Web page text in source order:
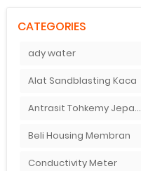
CATEGORIES
ady water
Alat Sandblasting Kaca
Antrasit Tohkemy Jepang Indonesia
Beli Housing Membran
Conductivity Meter